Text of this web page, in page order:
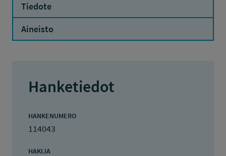
Tiedote
Aineisto
Hanketiedot
HANKENUMERO
114043
HAKIJA